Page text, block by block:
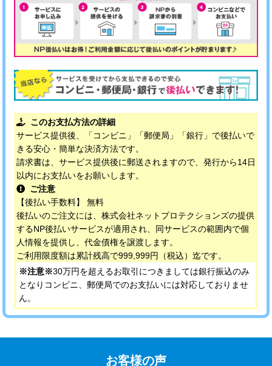
このお支払方法の詳細
サービス提供後、「コンビニ」「郵便局」「銀行」で後払いで
きる安心・簡単な決済方法です。
請求書は、サービス提供後に郵送されますので、発行から14日
以内にお支払いをお願いします。
ご注意
【後払い手数料】 無料
後払いのご注文には、株式会社ネットプロテクションズの提供
するNP後払いサービスが適用され、同サービスの範囲内で個
人情報を提供し、代金債権を譲渡します。
ご利用限度額は累計残高で999,999円（税込）迄です。
※注意※30万円を超えるお取引につきましては銀行振込のみ
となりコンビニ、郵便局でのお支払いには対応しておりませ
ん。
お客様の声